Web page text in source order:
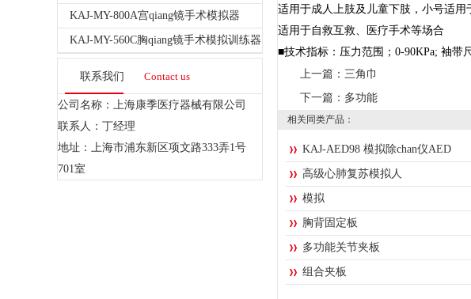
KAJ-MY-800A宫qiang镜手术模拟器
KAJ-MY-560C胸qiang镜手术模拟训练器
联系我们 Contact us
公司名称：上海康季医疗器械有限公司
联系人：丁经理
地址：上海市浦东新区项文路333弄1号
701室
适用于成人上肢及儿童下肢，小号适用
适用于自救互救、医疗手术等场合
■技术指标：压力范围；0-90KPa; 袖带
上一篇： 三角巾
下一篇： 多功能
相关同类产品：
KAJ-AED98 模拟除chan仪AED
高级心肺复苏模拟人
模拟
胸背固定板
多功能关节夹板
组合夹板